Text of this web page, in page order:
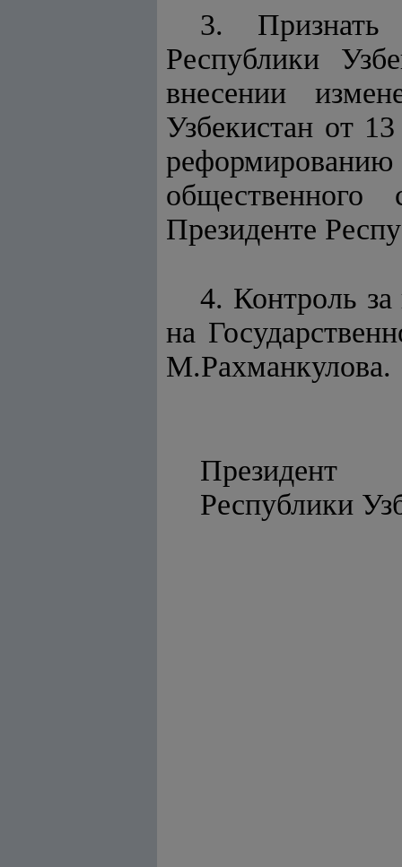
3.
Республики
внесении
Узбекистан от
общественного
Президенте
4. Контроль
на
М.Рахманкулова.
Президент